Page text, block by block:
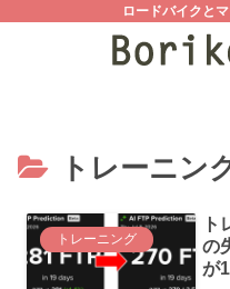
ロードバイクと
トレーニン
トレーニング
の
が